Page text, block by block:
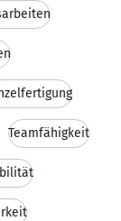
Teamfähigkeit